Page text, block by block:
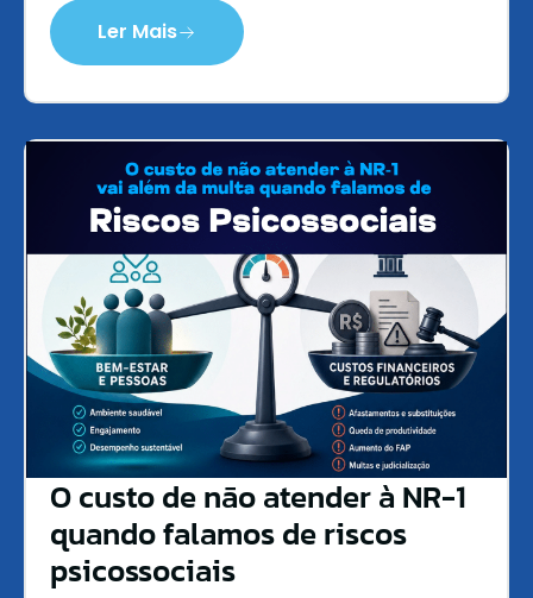
Ler Mais
O custo de não atender à NR-1
quando falamos de riscos
psicossociais